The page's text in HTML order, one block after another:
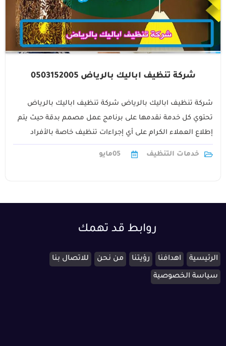
شركة تنظيف اباليك بالرياض 0503152005
شركة تنظيف اباليك بالرياض شركة تنظيف اباليك بالرياض
تحتوي كل خدمة نقدمها على برنامج عمل مصمم بدقة حيث يتم
إطلاع العملاء الكرام على أي إجراءات تنظيف خاصة بالأفراد
والمنتجات والآلات1
خدمات التنظيف
05مايو
روابط قد تهمك
الرئيسية اهدافنا رؤيتنا من نحن للاتصال بنا
سياسة الخصوصية